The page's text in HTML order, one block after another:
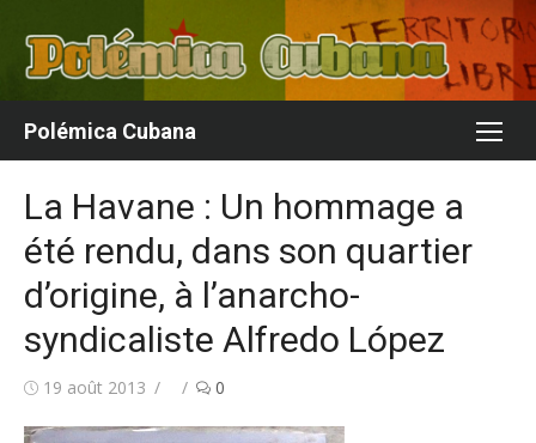
contenu
Polémica Cubana
La Havane : Un hommage a
été rendu, dans son quartier
d’origine, à l’anarcho-
syndicaliste Alfredo López
Publié19 août 2013 Auteur/autrice
0